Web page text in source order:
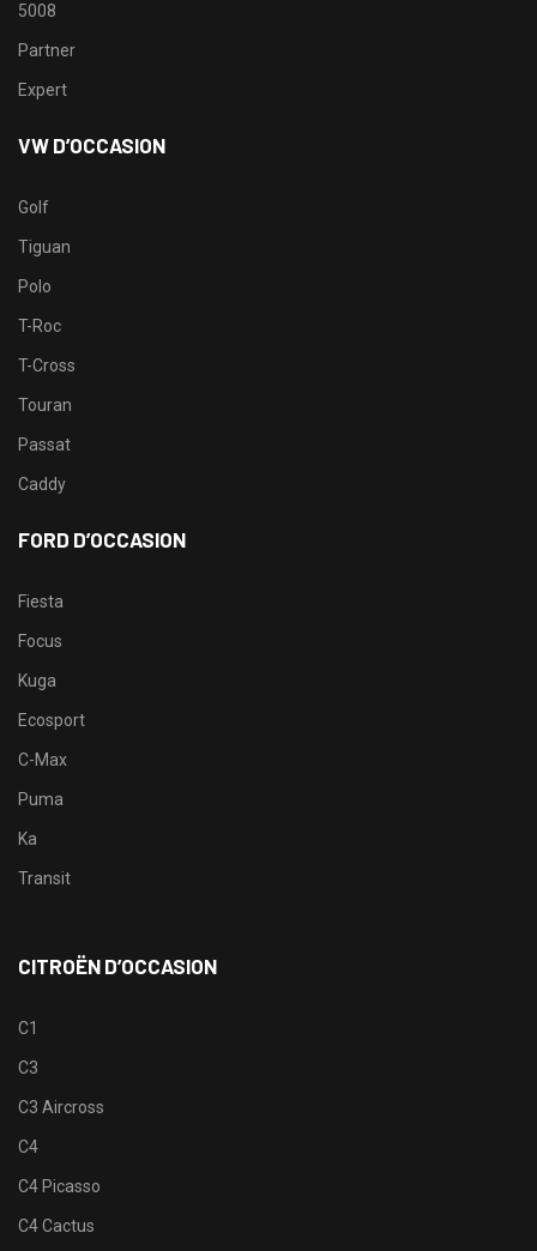
5008
Partner
Expert
VW D’OCCASION
Golf
Tiguan
Polo
T-Roc
T-Cross
Touran
Passat
Caddy
FORD D’OCCASION
Fiesta
Focus
Kuga
Ecosport
C-Max
Puma
Ka
Transit
CITROËN D’OCCASION
C1
C3
C3 Aircross
C4
C4 Picasso
C4 Cactus